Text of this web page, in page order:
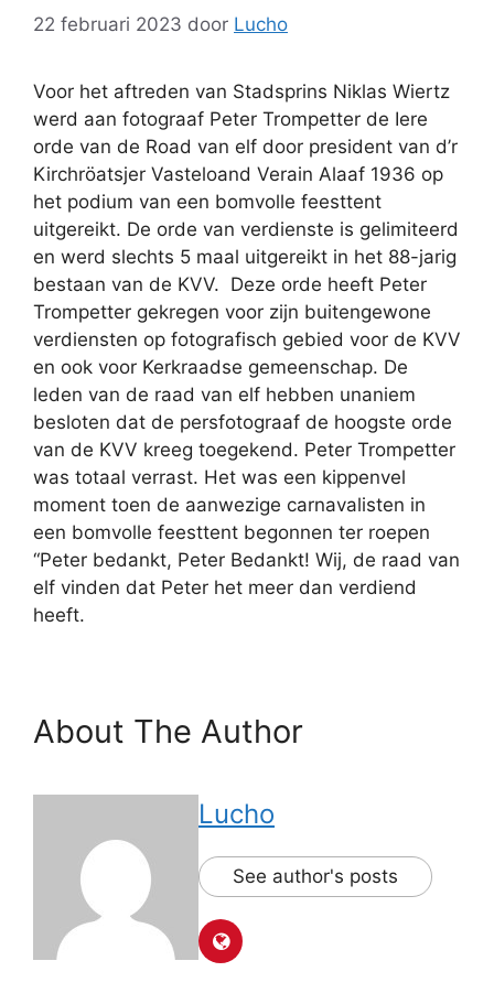
22 februari 2023 door Lucho
Voor het aftreden van Stadsprins Niklas Wiertz
werd aan fotograaf Peter Trompetter de Iere
orde van de Road van elf door president van d’r
Kirchröatsjer Vasteloand Verain Alaaf 1936 op
het podium van een bomvolle feesttent
uitgereikt. De orde van verdienste is gelimiteerd
en werd slechts 5 maal uitgereikt in het 88-jarig
bestaan van de KVV. Deze orde heeft Peter
Trompetter gekregen voor zijn buitengewone
verdiensten op fotografisch gebied voor de KVV
en ook voor Kerkraadse gemeenschap. De
leden van de raad van elf hebben unaniem
besloten dat de persfotograaf de hoogste orde
van de KVV kreeg toegekend. Peter Trompetter
was totaal verrast. Het was een kippenvel
moment toen de aanwezige carnavalisten in
een bomvolle feesttent begonnen ter roepen
“Peter bedankt, Peter Bedankt! Wij, de raad van
elf vinden dat Peter het meer dan verdiend
heeft.
About The Author
Lucho
See author's posts